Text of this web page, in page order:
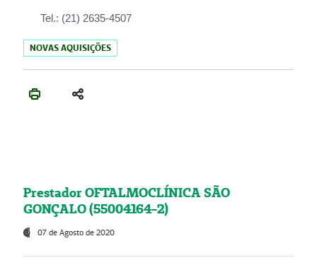
Tel.: (21) 2635-4507
NOVAS AQUISIÇÕES
Prestador OFTALMOCLÍNICA SÃO
GONÇALO (55004164-2)
07 de Agosto de 2020